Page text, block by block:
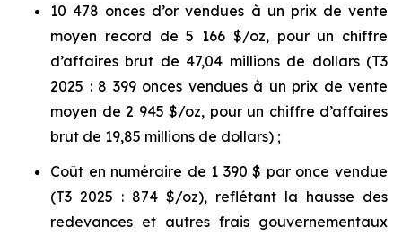
10 478 onces d’or vendues à un prix de vente
moyen record de 5 166 $/oz, pour un chiffre
d’affaires brut de 47,04 millions de dollars (T3
2025 : 8 399 onces vendues à un prix de vente
moyen de 2 945 $/oz, pour un chiffre d’affaires
brut de 19,85 millions de dollars) ;
Coût en numéraire de 1 390 $ par once vendue
(T3 2025 : 874 $/oz), reflétant la hausse des
redevances et autres frais gouvernementaux